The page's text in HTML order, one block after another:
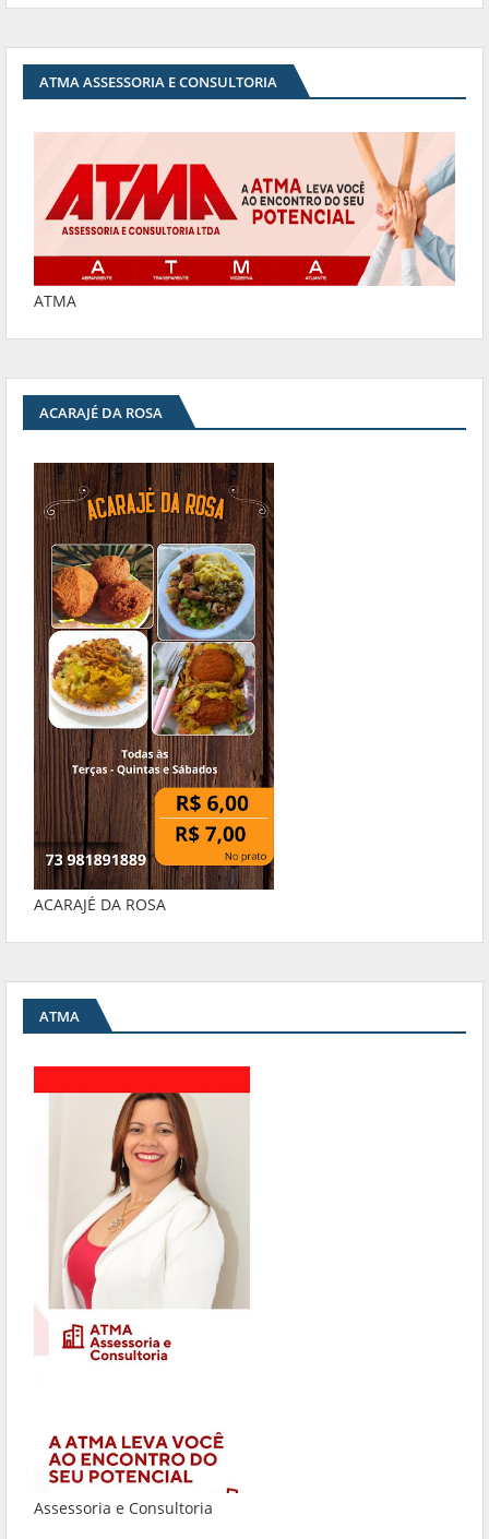
ATMA ASSESSORIA E CONSULTORIA
ATMA
ACARAJÉ DA ROSA
ACARAJÉ DA ROSA
ATMA
Assessoria e Consultoria